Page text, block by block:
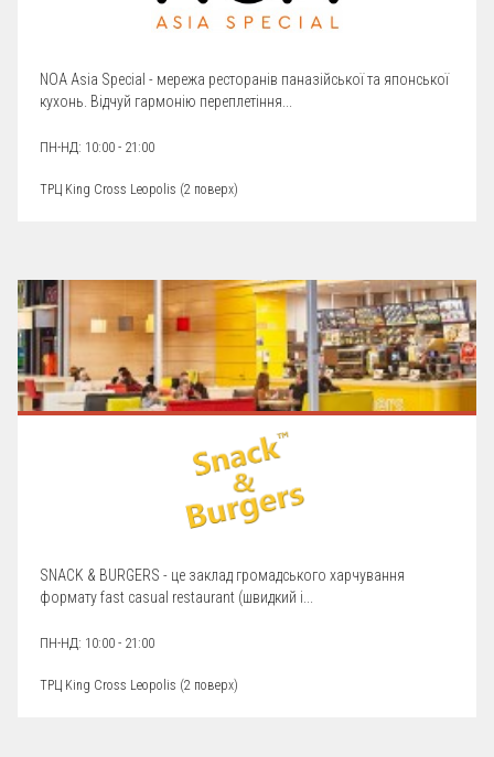
NOA Asia Special - мережа ресторанів паназійської та японської
кухонь. Відчуй гармонію переплетіння...
ПН-НД: 10:00 - 21:00
ТРЦ King Cross Leopolis (2 поверх)
SNAСK & BURGERS - це заклад громадського харчування
формату fast casual restaurant (швидкий і...
ПН-НД: 10:00 - 21:00
ТРЦ King Cross Leopolis (2 поверх)